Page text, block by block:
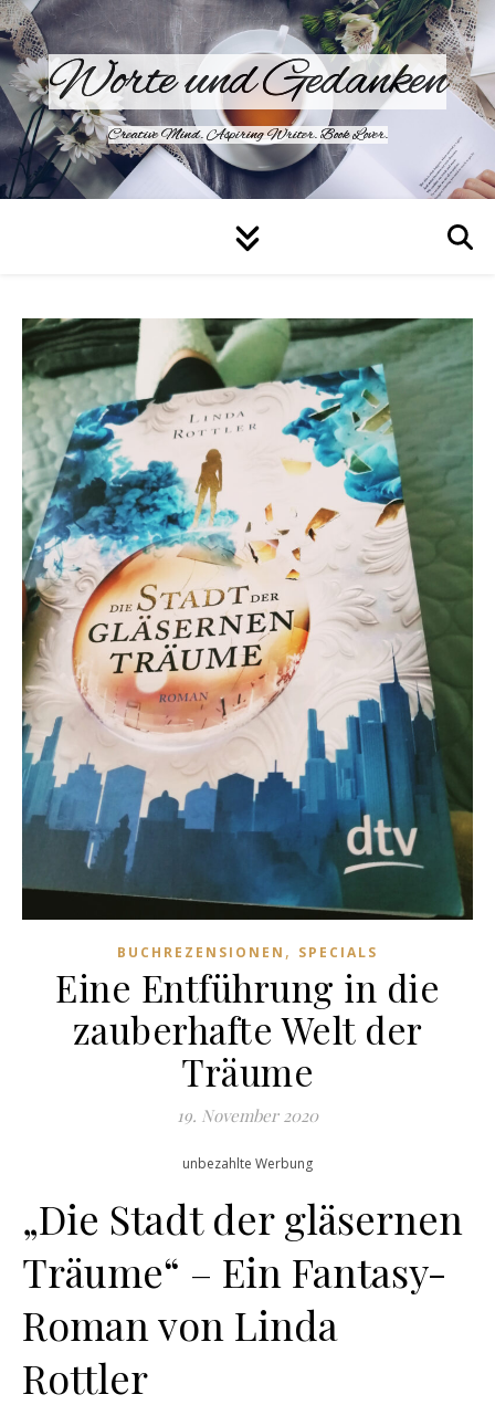
Worte und Gedanken
Creative Mind. Aspiring Writer. Book Lover.
BUCHREZENSIONEN , SPECIALS
Eine Entführung in die
zauberhafte Welt der
Träume
19. November 2020
unbezahlte Werbung
„Die Stadt der gläsernen
Träume“ – Ein Fantasy-
Roman von Linda
Rottler